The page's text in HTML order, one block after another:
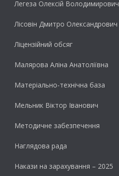
Легеза Олексій Володимирович
Лісовін Дмитро Олександрович
Ліцензійний обсяг
Малярова Аліна Анатоліївна
Матеріально-технічна база
Мельник Віктор Іванович
Методичне забезпечення
Наглядова рада
Накази на зарахування – 2025